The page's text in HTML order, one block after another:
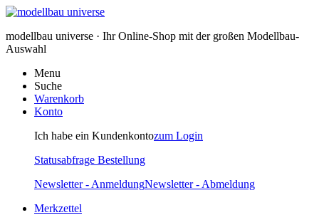
modellbau universe · Ihr Online-Shop mit der großen Modellbau-
Auswahl
Menu
Suche
Warenkorb
Konto
Ich habe ein Kundenkontozum Login
Statusabfrage Bestellung
Newsletter - AnmeldungNewsletter - Abmeldung
Merkzettel